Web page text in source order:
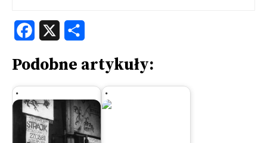
Facebook
Podobne artykuły: